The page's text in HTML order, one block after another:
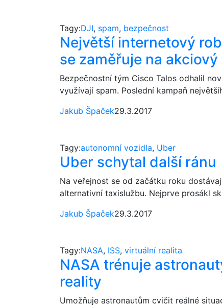
Tagy:DJI, spam, bezpečnost
Největší internetový
se zaměřuje na akciový
Bezpečnostní tým Cisco Talos odhalil
využívají spam. Poslední kampaň
Jakub Špaček29.3.2017
Tagy:autonomní vozidla, Uber
Uber schytal další ránu
Na veřejnost se od začátku roku
alternativní taxislužbu. Nejprve prosákl
Jakub Špaček29.3.2017
Tagy:NASA, ISS, virtuální realita
NASA trénuje
reality
Umožňuje astronautům cvičit reálné